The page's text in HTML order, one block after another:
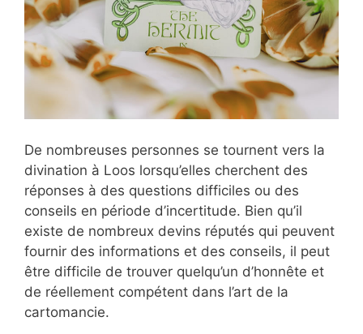
De nombreuses personnes se tournent vers la
divination à Loos lorsqu’elles cherchent des
réponses à des questions difficiles ou des
conseils en période d’incertitude. Bien qu’il
existe de nombreux devins réputés qui peuvent
fournir des informations et des conseils, il peut
être difficile de trouver quelqu’un d’honnête et
de réellement compétent dans l’art de la
cartomancie.